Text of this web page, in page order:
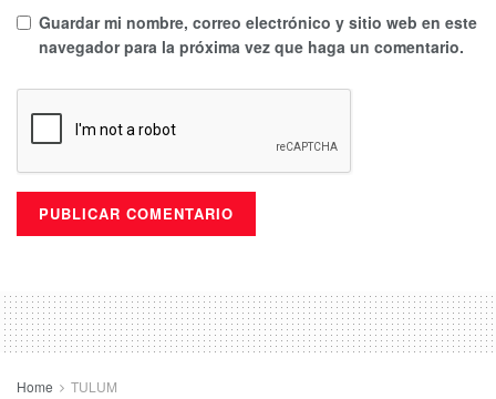
Guardar mi nombre, correo electrónico y sitio web en este
navegador para la próxima vez que haga un comentario.
Home TULUM